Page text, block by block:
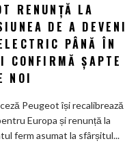
Peugeot
renunță
la
promisiunea
de
electric
RENUNȚĂ LA
DE A DEVENI
PÂNĂ ÎN
CONFIRMĂ ȘAPTE
NOI
Peugeot își recalibrează
Europa și renunță la
ferm asumat la sfârșitul...